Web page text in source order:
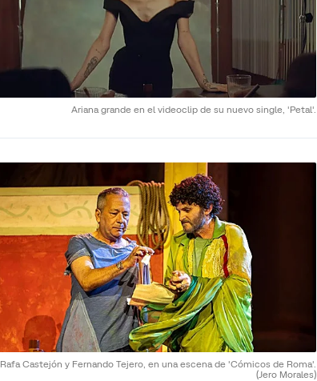
Ariana grande en el videoclip de su nuevo single, 'Petal'.
Rafa Castejón y Fernando Tejero, en una escena de 'Cómicos de Roma'.
(Jero Morales)